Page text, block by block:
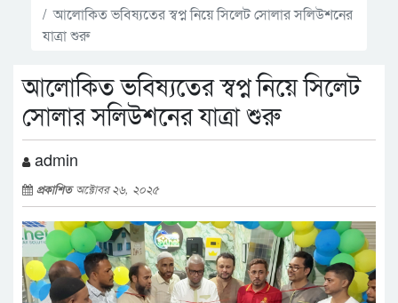
আলোকিত ভবিষ্যতের স্বপ্ন নিয়ে সিলেট সোলার সলিউশনের
যাত্রা শুরু
আলোকিত ভবিষ্যতের স্বপ্ন নিয়ে সিলেট
সোলার সলিউশনের যাত্রা শুরু
admin
প্রকাশিতঅক্টোবর ২৬, ২০২৫